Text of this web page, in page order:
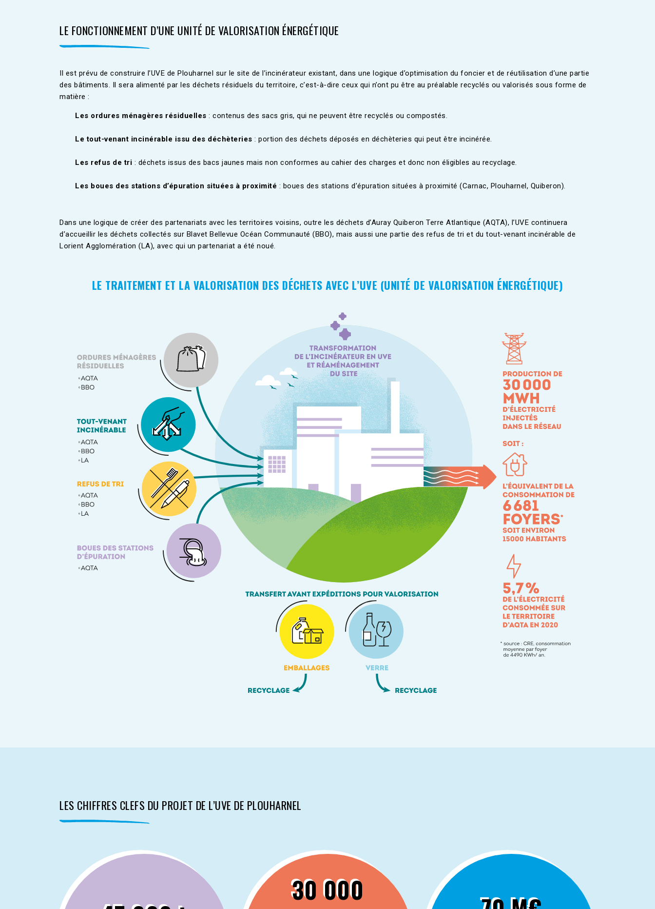
LE FONCTIONNEMENT D’UNE UNITÉ DE VALORISATION ÉNERGÉTIQUE
Il est prévu de construire l’UVE de Plouharnel sur le site de l’incinérateur existant, dans une logique d’optimisation du foncier et de réutilisation d’une partie
des bâtiments. Il sera alimenté par les déchets résiduels du territoire, c’est-à-dire ceux qui n’ont pu être au préalable recyclés ou valorisés sous forme de
matière :
Les ordures ménagères résiduelles : contenus des sacs gris, qui ne peuvent être recyclés ou compostés.
Le tout-venant incinérable issu des déchèteries : portion des déchets déposés en déchèteries qui peut être incinérée.
Les refus de tri : déchets issus des bacs jaunes mais non conformes au cahier des charges et donc non éligibles au recyclage.
Les boues des stations d’épuration situées à proximité : boues des stations d’épuration situées à proximité (Carnac, Plouharnel, Quiberon).
Dans une logique de créer des partenariats avec les territoires voisins, outre les déchets d’Auray Quiberon Terre Atlantique (AQTA), l’UVE continuera
d’accueillir les déchets collectés sur Blavet Bellevue Océan Communauté (BBO), mais aussi une partie des refus de tri et du tout-venant incinérable de
Lorient Agglomération (LA), avec qui un partenariat a été noué.
LE TRAITEMENT ET LA VALORISATION DES DÉCHETS AVEC L’UVE (UNITÉ DE VALORISATION ÉNERGÉTIQUE)
LES CHIFFRES CLEFS DU PROJET DE L’UVE DE PLOUHARNEL
30 000